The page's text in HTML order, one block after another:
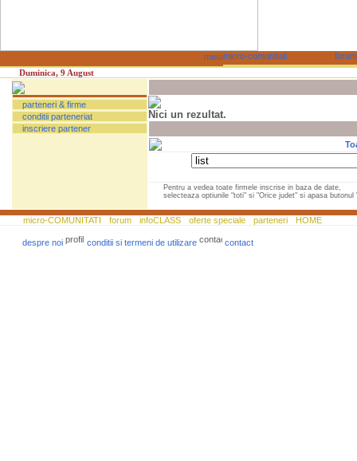
Duminica, 9 August
parteneri & firme
conditii parteneriat
inscriere partener
Nici un rezultat.
Pentru a vedea toate firmele inscrise in baza de date,
selecteaza optiunile "toti" si "Orice judet" si apasa butonul
micro-COMUNITATI forum infoCLASS oferte speciale parteneri HOME
despre noi conditii si termeni de utilizare contact